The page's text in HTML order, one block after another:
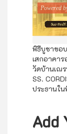
พิธีบูชาขอ
เสกอาคา
วัดบ้านเณ
SS.
ประธานใ
Add